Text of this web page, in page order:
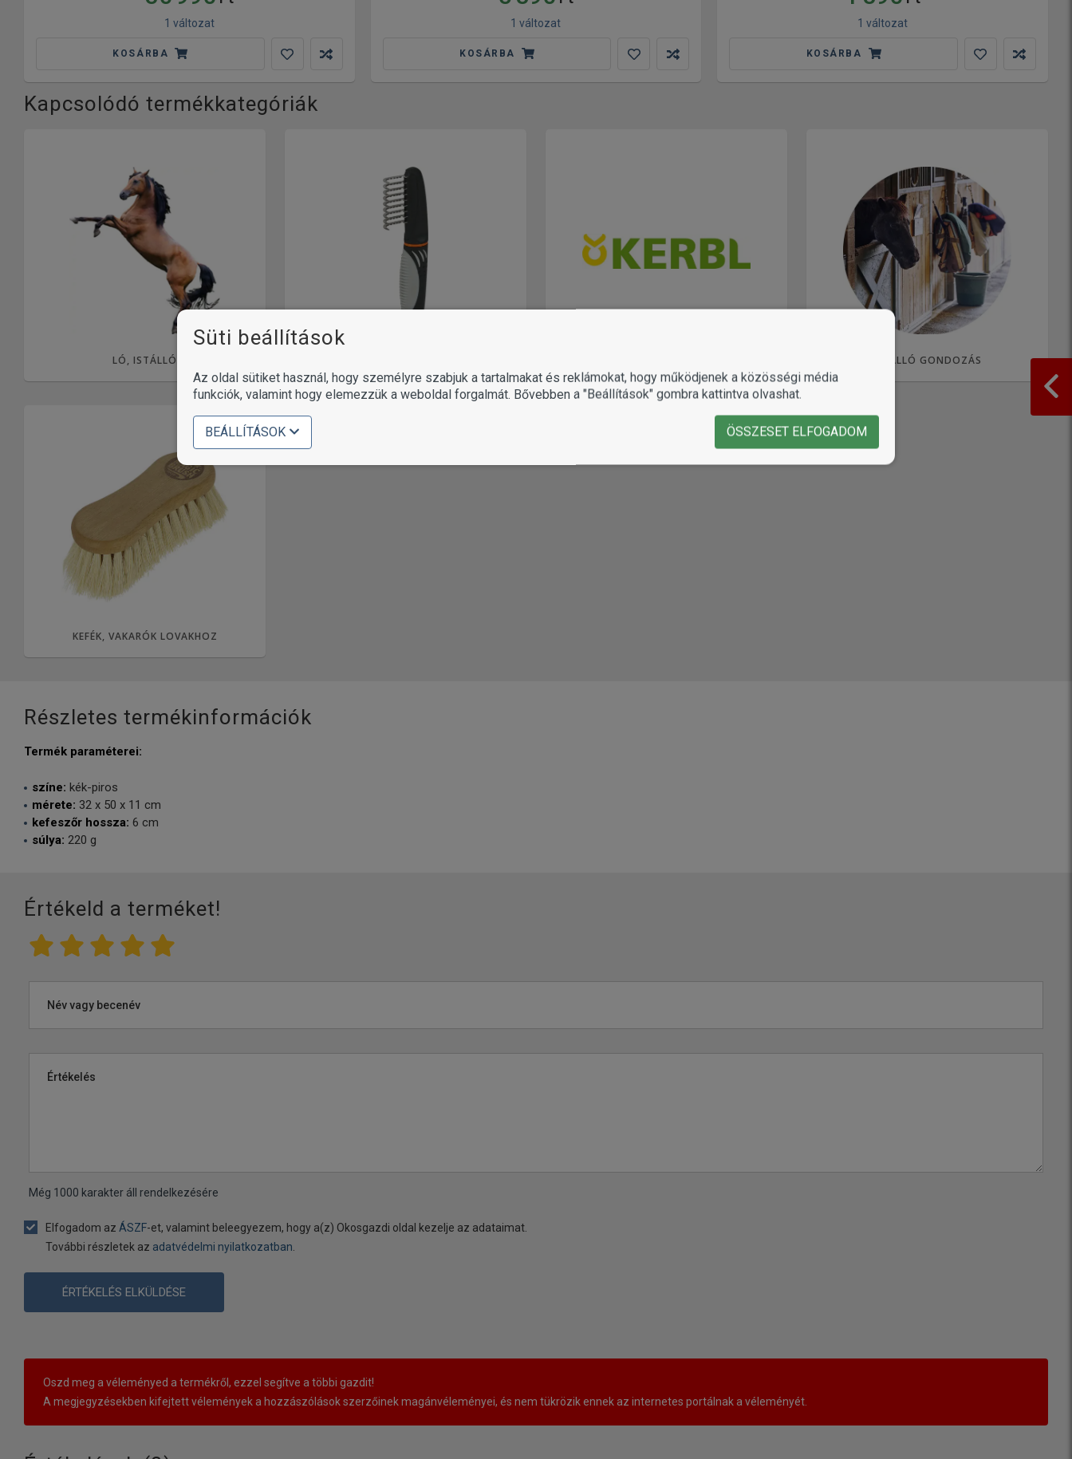
1 változat
KOSÁRBA
1 változat
KOSÁRBA
1 változat
KOSÁRBA
Kapcsolódó termékkategóriák
LÓ, ISTÁLLÓ ISTÁLLÓ GONDOZÁS
KEFÉK, VAKARÓK LOVAKHOZ
Részletes termékinformációk
Termék paraméterei:
színe: kék-piros
mérete: 32 x 50 x 11 cm
kefeszőr hossza: 6 cm
súlya: 220 g
Értékeld a terméket!
Név vagy becenév
Értékelés
Még 1000 karakter áll rendelkezésére
Elfogadom az ÁSZF-et, valamint beleegyezem, hogy a(z) Okosgazdi oldal kezelje az adataimat.
További részletek az adatvédelmi nyilatkozatban
ÉRTÉKELÉS ELKÜLDÉSE
Oszd meg a véleményed a termékről, ezzel segítve a többi gazdit!
A megjegyzésekben kifejtett vélemények a hozzászólások szerzőinek magánvéleményei, és nem tükrözik ennek az internetes portálnak a véleményét.
Süti beállítások
Az oldal sütiket használ, hogy személyre szabjuk a tartalmakat és reklámokat, hogy működjenek a közösségi média
funkciók, valamint hogy elemezzük a weboldal forgalmát. Bővebben a "Beállítások" gombra kattintva olvashat.
BEÁLLÍTÁSOK ÖSSZESET ELFOGADOM